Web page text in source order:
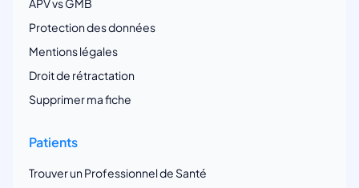
APV vs GMB
Protection des données
Mentions légales
Droit de rétractation
Supprimer ma fiche
Patients
Trouver un Professionnel de Santé